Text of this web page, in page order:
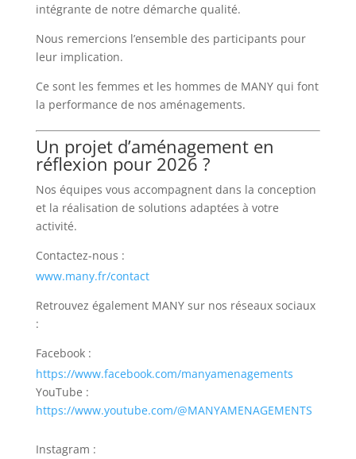
intégrante de notre démarche qualité.
Nous remercions l’ensemble des participants pour
leur implication.
Ce sont les femmes et les hommes de MANY qui font
la performance de nos aménagements.
Un projet d’aménagement en
réflexion pour 2026 ?
Nos équipes vous accompagnent dans la conception
et la réalisation de solutions adaptées à votre
activité.
Contactez-nous :
www.many.fr/contact
Retrouvez également MANY sur nos réseaux sociaux
:
Facebook :
https://www.facebook.com/manyamenagements
YouTube :
https://www.youtube.com/@MANYAMENAGEMENTS
Instagram :